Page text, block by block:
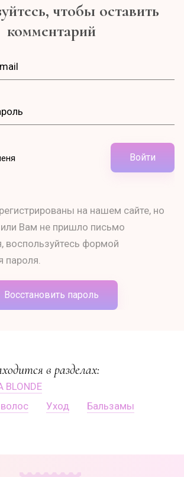
чтобы оставить
комментарий
Войти
на нашем сайте, но
Вам не пришло письмо
воспользуйтесь формой
пароля.
Восстановить пароль
в разделах:
BLONDE
Уход Бальзамы